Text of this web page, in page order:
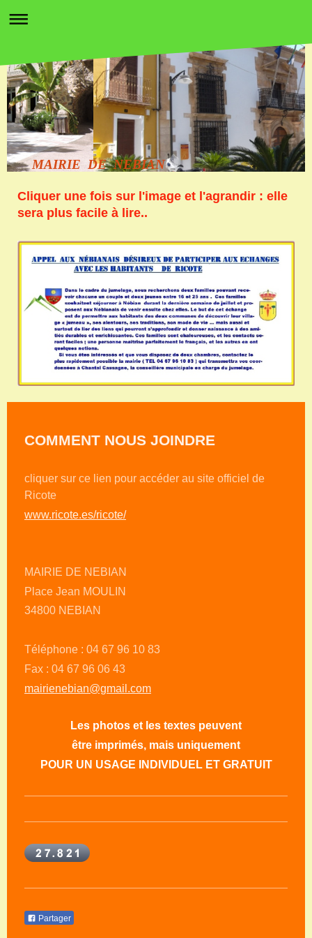
MAIRIE DE NEBIAN
Cliquer une fois sur l'image et l'agrandir : elle
sera plus facile à lire..
COMMENT NOUS JOINDRE
cliquer sur ce lien pour accéder au site officiel de
Ricote
www.ricote.es/ricote/
MAIRIE DE NEBIAN
Place Jean MOULIN
34800 NEBIAN
Téléphone : 04 67 96 10 83
Fax : 04 67 96 06 43
mairienebian@gmail.com
Les photos et les textes peuvent
être imprimés, mais uniquement
POUR UN USAGE INDIVIDUEL ET GRATUIT
Partager